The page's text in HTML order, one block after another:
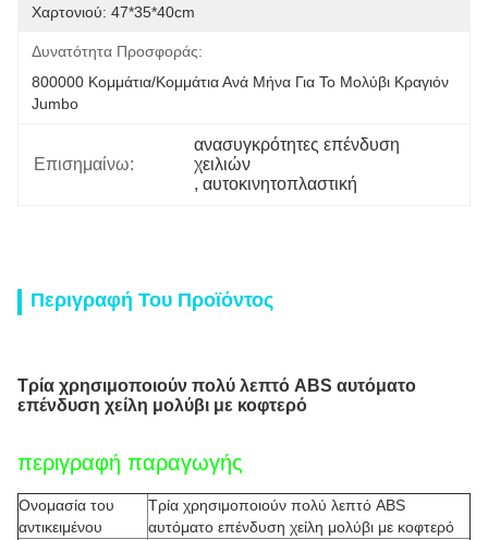
Χαρτονιού: 47*35*40cm
Δυνατότητα Προσφοράς:
800000 Κομμάτια/κομμάτια Ανά Μήνα Για Το Μολύβι Κραγιόν
Jumbo
Επισημαίνω:
ανασυγκρότητες επένδυση
χειλιών
, αυτοκινητοπλαστική
Περιγραφή Του Προϊόντος
Τρία χρησιμοποιούν πολύ λεπτό ABS αυτόματο
επένδυση χείλη μολύβι με κοφτερό
περιγραφή παραγωγής
Ονομασία του
αντικειμένου
Τρία χρησιμοποιούν πολύ λεπτό ABS
αυτόματο επένδυση χείλη μολύβι με κοφτερό